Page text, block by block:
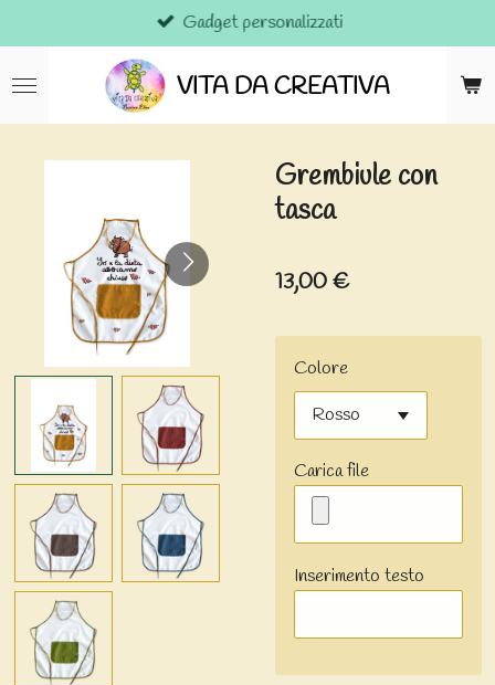
al
contenuto
VITA DA CREATIVA
Gadget personalizzati
Grembiule con
tasca
13,00 €
Colore
Carica file
Inserimento testo